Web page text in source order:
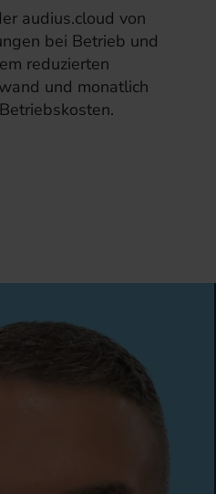
audius.cloud von
bei Betrieb und
reduzierten
und monatlich